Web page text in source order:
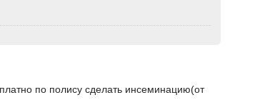
по полису сделать инсеминацию(от